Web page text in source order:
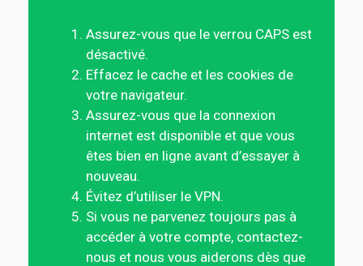
Assurez-vous que le verrou CAPS est
désactivé.
Effacez le cache et les cookies de
votre navigateur.
Assurez-vous que la connexion
internet est disponible et que vous
êtes bien en ligne avant d’essayer à
nouveau.
Évitez d’utiliser le VPN.
Si vous ne parvenez toujours pas à
accéder à votre compte, contactez-
nous et nous vous aiderons dès que